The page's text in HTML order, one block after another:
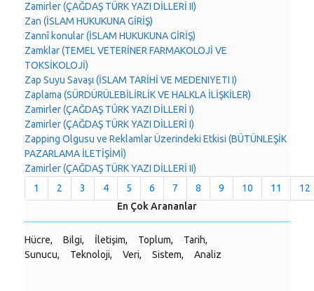
Zamirler (ÇAĞDAŞ TÜRK YAZI DİLLERİ II)
Zan (İSLAM HUKUKUNA GİRİŞ)
Zannî konular (İSLAM HUKUKUNA GİRİŞ)
Zamklar (TEMEL VETERİNER FARMAKOLOJİ VE
TOKSİKOLOJİ)
Zap Suyu Savaşı (İSLAM TARİHİ VE MEDENIYETI I)
Zaplama (SÜRDÜRÜLEBİLİRLİK VE HALKLA İLİŞKİLER)
Zamirler (ÇAĞDAŞ TÜRK YAZI DİLLERİ I)
Zamirler (ÇAĞDAŞ TÜRK YAZI DİLLERİ I)
Zapping Olgusu ve Reklamlar Üzerindeki Etkisi (BÜTÜNLEŞİK
PAZARLAMA İLETİŞİMİ)
Zamirler (ÇAĞDAŞ TÜRK YAZI DİLLERİ II)
1
2 3 4 5 6 7 8 9 10 11
12
En Çok Arananlar
Hücre, Bilgi, İletişim, Toplum,
Tarih,
Sunucu,
Teknoloji, Veri, Sistem, Analiz